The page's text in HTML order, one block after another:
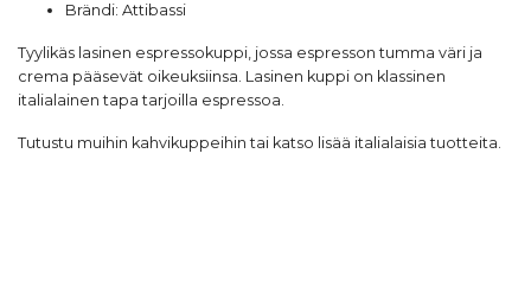
Brändi: Attibassi
Tyylikäs lasinen espressokuppi, jossa espresson tumma väri ja
crema pääsevät oikeuksiinsa. Lasinen kuppi on klassinen
italialainen tapa tarjoilla espressoa.
Tutustu muihin kahvikuppeihin tai katso lisää italialaisia tuotteita.